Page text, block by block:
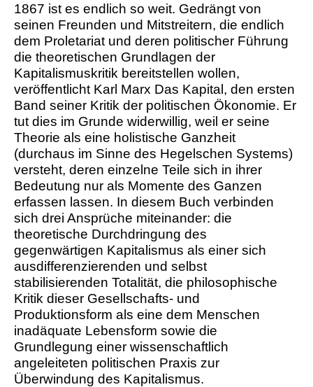
1867 ist es endlich so weit. Gedrängt von
seinen Freunden und Mitstreitern, die endlich
dem Proletariat und deren politischer Führung
die theoretischen Grundlagen der
Kapitalismuskritik bereitstellen wollen,
veröffentlicht Karl Marx Das Kapital, den ersten
Band seiner Kritik der politischen Ökonomie. Er
tut dies im Grunde widerwillig, weil er seine
Theorie als eine holistische Ganzheit
(durchaus im Sinne des Hegelschen Systems)
versteht, deren einzelne Teile sich in ihrer
Bedeutung nur als Momente des Ganzen
erfassen lassen. In diesem Buch verbinden
sich drei Ansprüche miteinander: die
theoretische Durchdringung des
gegenwärtigen Kapitalismus als einer sich
ausdifferenzierenden und selbst
stabilisierenden Totalität, die philosophische
Kritik dieser Gesellschafts- und
Produktionsform als eine dem Menschen
inadäquate Lebensform sowie die
Grundlegung einer wissenschaftlich
angeleiteten politischen Praxis zur
Überwindung des Kapitalismus.